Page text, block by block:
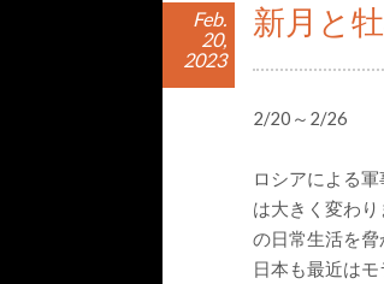
新月と
Feb.
20,
2023
2/20～2/26
ロシアによる
は大きく変わ
の日常生活を
日本も最近は